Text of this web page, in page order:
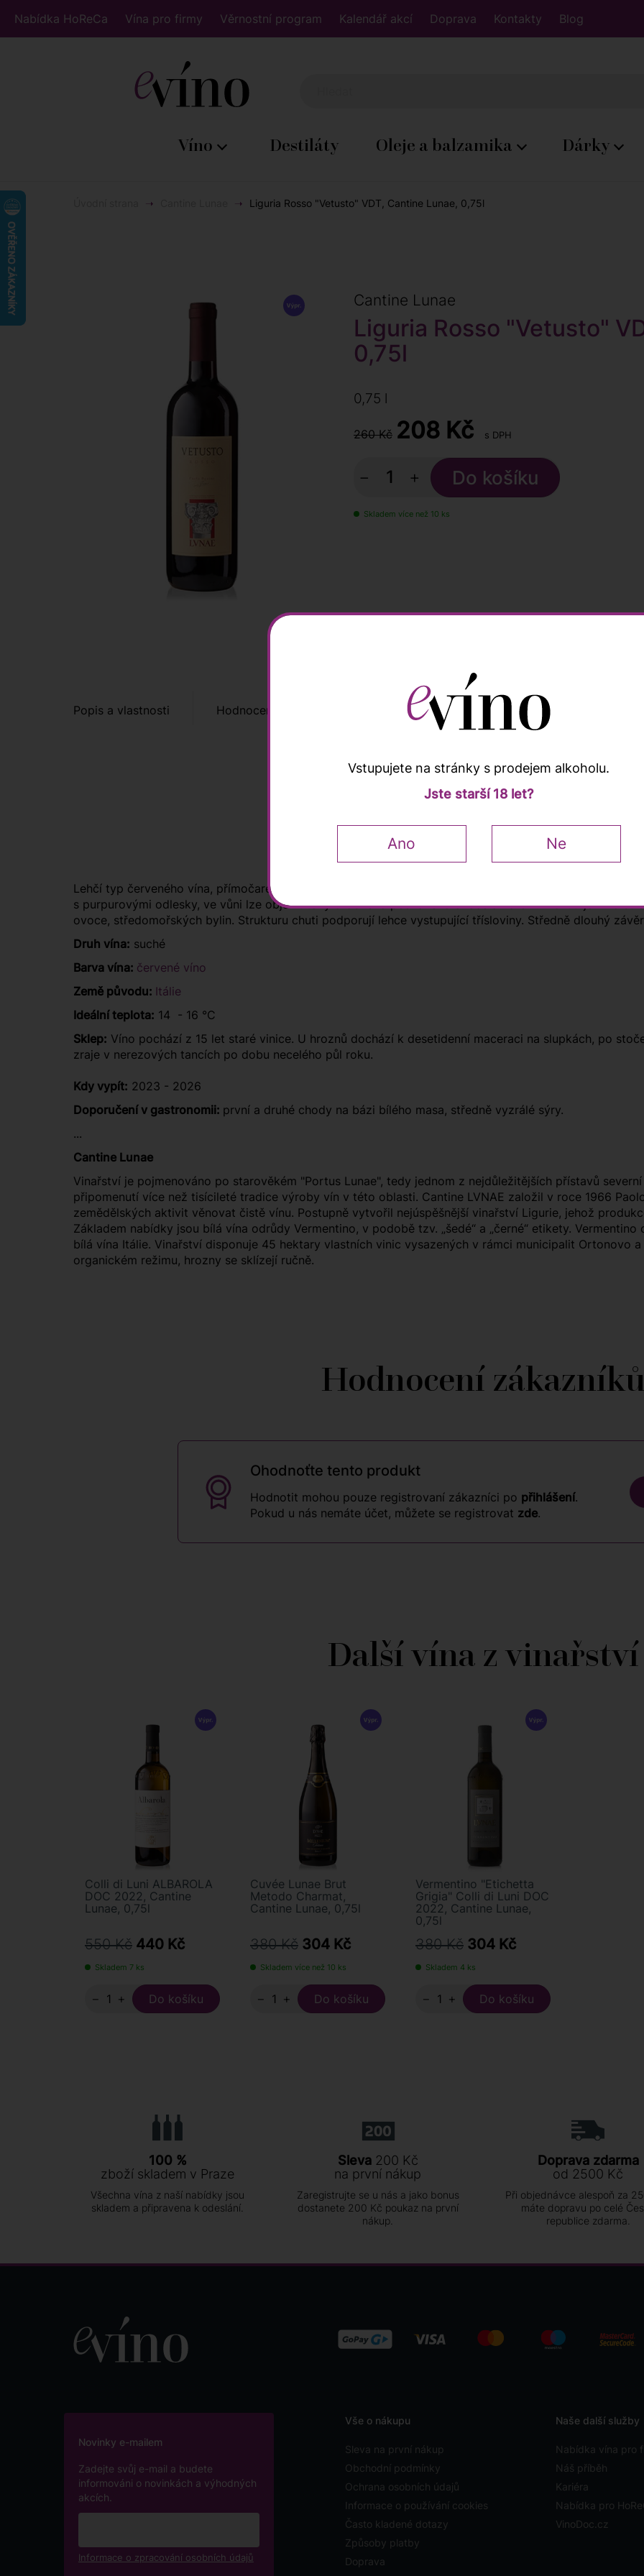
Nabídka HoReCa Vína pro firmy Věrnostní program Kalendář akcí Doprava Kontakty Blog
Víno Destiláty Oleje a balzamika Dárky
Liguria Rosso "Vetusto" VDT, Cantine Lunae, 0,75l
Cantine Lunae
Liguria Rosso "Vetusto"
0,75l
0,75 l
260 Kč 208 Kč s DPH
− +
Skladem více než 10 ks
Popis a vlastnosti Hodnocení zákazníků
Popis a vlastnosti
Lehčí typ červeného vína, přímočaré pití, který se skvěle hodí pro „každodenní“ popíjení nebo setkání s
s purpurovými odlesky, ve vůni lze objevit tóny drobného peckového ovoce a koření. V chuti je víno
ovoce, středomořských bylin. Strukturu chuti podporují lehce vystupující třísloviny. Středně dlouhý
Druh vína: suché
Barva vína: červené víno
Země původu: Itálie
Ideální teplota: 14 - 16 °C
Sklep: Víno pochází z 15 let staré vinice. U hroznů dochází k desetidenní maceraci na slupkách, po
zraje v nerezových tancích po dobu necelého půl roku.
Kdy vypít: 2023 - 2026
Doporučení v gastronomii: první a druhé chody na bázi bílého masa, středně vyzrálé sýry.
...
Cantine Lunae
Vinařství je pojmenováno po starověkém "Portus Lunae", tedy jednom z nejdůležitějších přístavů
připomenutí více než tisícileté tradice výroby vín v této oblasti. Cantine LVNAE založil v roce 1966
zemědělských aktivit věnovat čistě vínu. Postupně vytvořil nejúspěšnější vinařství Ligurie, jehož
Základem nabídky jsou bílá vína odrůdy Vermentino, v podobě tzv. „šedé“ a „černé“ etikety.
bílá vína Itálie. Vinařství disponuje 45 hektary vlastních vinic vysazených v rámci municipalit Ortonovo
organickém režimu, hrozny se sklízejí ručně.
Hodnocení zákazníků
Ohodnoťte tento produkt
Hodnotit mohou pouze registrovaní zákazníci po přihlášení.
Pokud u nás nemáte účet, můžete se registrovat zde.
Další vína z vinařství
Colli di Luni ALBAROLA
DOC 2022, Cantine
Lunae, 0,75l
550 Kč 440 Kč
Skladem 7 ks
− +
Cuvée Lunae Brut
Metodo Charmat,
Cantine Lunae, 0,75l
380 Kč 304 Kč
Skladem více než 10 ks
− +
Vermentino "Etichetta
Grigia" Colli di Luni DOC
2022, Cantine Lunae,
0,75l
380 Kč 304 Kč
Skladem 4 ks
− +
100 %
zboží skladem v Praze
Všechna vína z naší nabídky jsou
skladem a připravena k odeslání.
Sleva200 Kč
na první nákup
Zaregistrujte se u nás a jako bonus
dostanete 200 Kč poukaz na první
nákup.
Doprava zdarma
od 2500 Kč
Při objednávce alespoň za
máte dopravu po celé
republice zdarma.
Vše o nákupu
Sleva na první nákup
Obchodní podmínky
Ochrana osobních údajů
Informace o používání cookies
Často kladené dotazy
Způsoby platby
Doprava
Naše další služby
Nabídka vína pro
Náš příběh
Kariéra
Nabídka pro
VinoDoc.cz
Novinky e-mailem
Zadejte svůj e-mail a budete
informováni o novinkách a výhodných
akcích.
Informace o zpracování osobních údajů
Vstupujete na stránky s prodejem alkoholu.
Jste starší 18 let?
Ano Ne